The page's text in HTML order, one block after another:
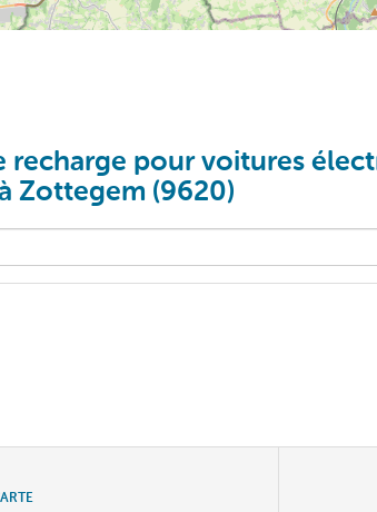
recharge pour voitures
Zottegem (9620)